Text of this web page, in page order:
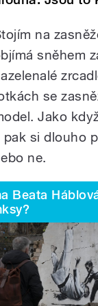
na
sněhem
se
Jako
pak si dlouho
ne.
Beata